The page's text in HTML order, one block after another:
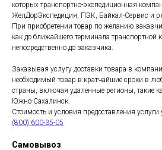
которых транспортно-экспедиционная
ЖелДорЭкспедиция, ПЭК, Байкал-Сервис и
При приобретении товар по желанию
как до ближайшего терминала транспортной
непосредственно до заказчика.
Заказывая услугу доставки товара в
необходимый товар в кратчайшие сроки в
страны, включая удаленные регионы, такие
Южно-Сахалинск.
Стоимость и условия предоставления услуги
(800) 600-35-05
Самовывоз